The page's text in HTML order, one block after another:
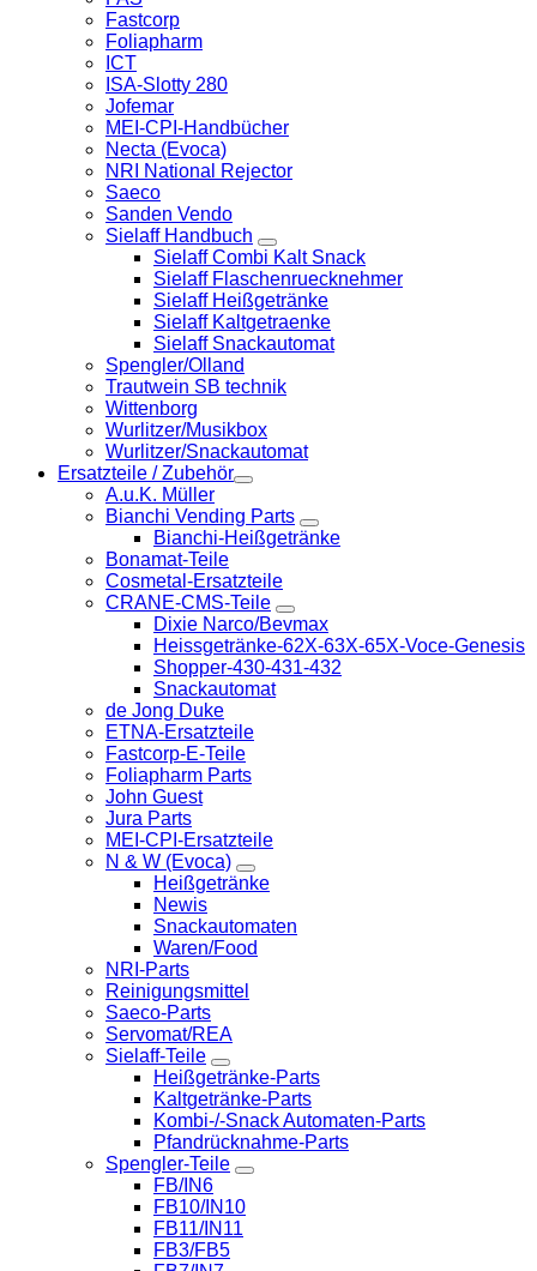
Fastcorp
Foliapharm
ICT
ISA-Slotty 280
Jofemar
MEI-CPI-Handbücher
Necta (Evoca)
NRI National Rejector
Saeco
Sanden Vendo
Sielaff Handbuch
Sielaff Combi Kalt Snack
Sielaff Flaschenruecknehmer
Sielaff Heißgetränke
Sielaff Kaltgetraenke
Sielaff Snackautomat
Spengler/Olland
Trautwein SB technik
Wittenborg
Wurlitzer/Musikbox
Wurlitzer/Snackautomat
Ersatzteile / Zubehör
A.u.K. Müller
Bianchi Vending Parts
Bianchi-Heißgetränke
Bonamat-Teile
Cosmetal-Ersatzteile
CRANE-CMS-Teile
Dixie Narco/Bevmax
Heissgetränke-62X-63X-65X-Voce-Genesis
Shopper-430-431-432
Snackautomat
de Jong Duke
ETNA-Ersatzteile
Fastcorp-E-Teile
Foliapharm Parts
John Guest
Jura Parts
MEI-CPI-Ersatzteile
N & W (Evoca)
Heißgetränke
Newis
Snackautomaten
Waren/Food
NRI-Parts
Reinigungsmittel
Saeco-Parts
Servomat/REA
Sielaff-Teile
Heißgetränke-Parts
Kaltgetränke-Parts
Kombi-/-Snack Automaten-Parts
Pfandrücknahme-Parts
Spengler-Teile
FB/IN6
FB10/IN10
FB11/IN11
FB3/FB5